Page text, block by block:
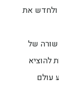
ולחדש את
שורה של
להוציא
עולם